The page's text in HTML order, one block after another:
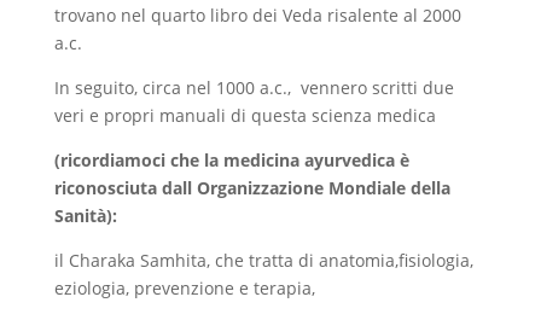
trovano nel quarto libro dei Veda risalente al 2000
a.c.
In seguito, circa nel 1000 a.c., vennero scritti due
veri e propri manuali di questa scienza medica
(ricordiamoci che la medicina ayurvedica è
riconosciuta dall Organizzazione Mondiale della
Sanità):
il Charaka Samhita, che tratta di anatomia,fisiologia,
eziologia, prevenzione e terapia,